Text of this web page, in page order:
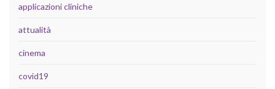
applicazioni cliniche
attualità
cinema
covid19